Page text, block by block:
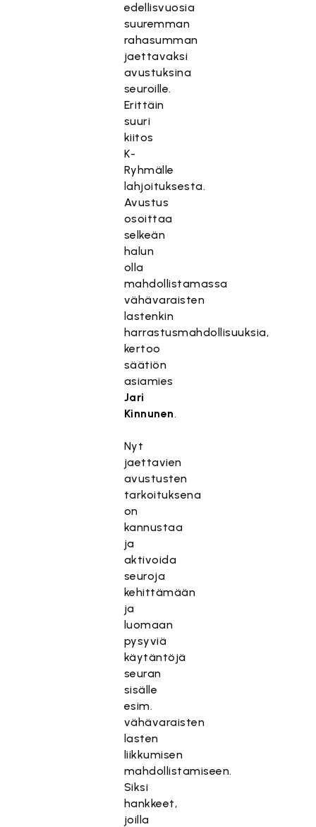
edellisvuosia
suuremman
rahasumman
jaettavaksi
avustuksina
seuroille.
Erittäin
suuri
kiitos
K-
Ryhmälle
lahjoituksesta.
Avustus
osoittaa
selkeän
halun
olla
mahdollistamassa
vähävaraisten
lastenkin
harrastusmahdollisuuksia,
kertoo
säätiön
asiamies
Jari
Kinnunen.
Nyt
jaettavien
avustusten
tarkoituksena
on
kannustaa
ja
aktivoida
seuroja
kehittämään
ja
luomaan
pysyviä
käytäntöjä
seuran
sisälle
esim.
vähävaraisten
lasten
liikkumisen
mahdollistamiseen.
Siksi
hankkeet,
joilla